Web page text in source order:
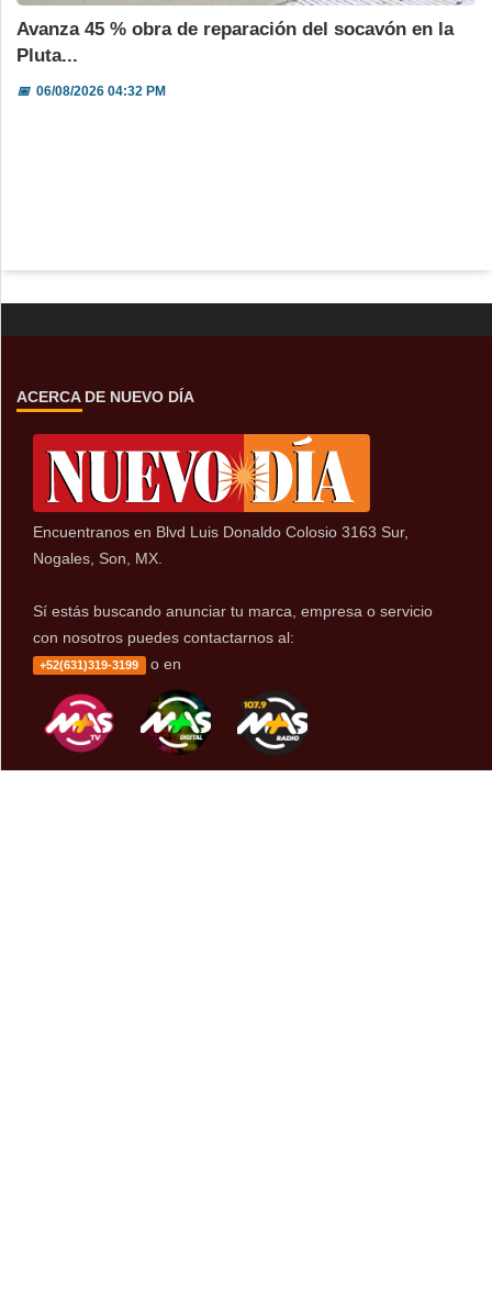
Avanza 45 % obra de reparación del socavón en la
Pluta...
📅06/08/2026 04:32 PM
ACERCA DE NUEVO DÍA
Encuentranos en Blvd Luis Donaldo Colosio 3163 Sur,
Nogales, Son, MX.
Sí estás buscando anunciar tu marca, empresa o servicio
con nosotros puedes contactarnos al:
+52(631)319-3199 o en